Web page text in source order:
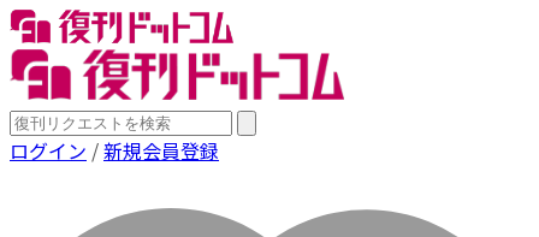
ログイン /新規会員登録